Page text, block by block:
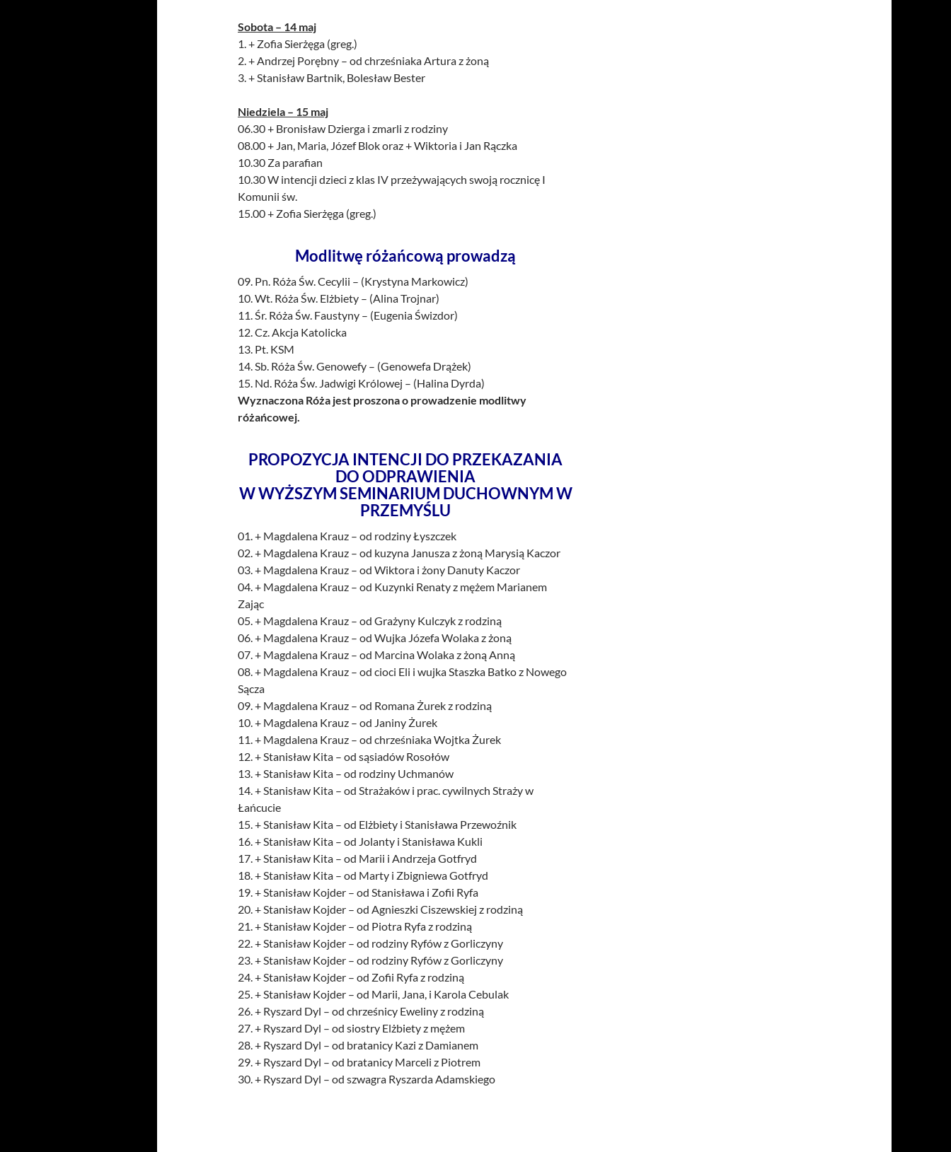
Sobota – 14 maj
1. + Zofia Sierżęga (greg.)
2. + Andrzej Porębny – od chrześniaka Artura z żoną
3. + Stanisław Bartnik, Bolesław Bester
Niedziela – 15 maj
06.30 + Bronisław Dzierga i zmarli z rodziny
08.00 + Jan, Maria, Józef Blok oraz + Wiktoria i Jan Rączka
10.30 Za parafian
10.30 W intencji dzieci z klas IV przeżywających swoją rocznicę I
Komunii św.
15.00 + Zofia Sierżęga (greg.)
Modlitwę różańcową prowadzą
09. Pn. Róża Św. Cecylii – (Krystyna Markowicz)
10. Wt. Róża Św. Elżbiety – (Alina Trojnar)
11. Śr. Róża Św. Faustyny – (Eugenia Świzdor)
12. Cz. Akcja Katolicka
13. Pt. KSM
14. Sb. Róża Św. Genowefy – (Genowefa Drążek)
15. Nd. Róża Św. Jadwigi Królowej – (Halina Dyrda)
Wyznaczona Róża jest proszona o prowadzenie modlitwy
różańcowej.
PROPOZYCJA INTENCJI DO PRZEKAZANIA
DO ODPRAWIENIA
W WYŻSZYM SEMINARIUM DUCHOWNYM W
PRZEMYŚLU
01. + Magdalena Krauz – od rodziny Łyszczek
02. + Magdalena Krauz – od kuzyna Janusza z żoną Marysią Kaczor
03. + Magdalena Krauz – od Wiktora i żony Danuty Kaczor
04. + Magdalena Krauz – od Kuzynki Renaty z mężem Marianem
Zając
05. + Magdalena Krauz – od Grażyny Kulczyk z rodziną
06. + Magdalena Krauz – od Wujka Józefa Wolaka z żoną
07. + Magdalena Krauz – od Marcina Wolaka z żoną Anną
08. + Magdalena Krauz – od cioci Eli i wujka Staszka Batko z Nowego
Sącza
09. + Magdalena Krauz – od Romana Żurek z rodziną
10. + Magdalena Krauz – od Janiny Żurek
11. + Magdalena Krauz – od chrześniaka Wojtka Żurek
12. + Stanisław Kita – od sąsiadów Rosołów
13. + Stanisław Kita – od rodziny Uchmanów
14. + Stanisław Kita – od Strażaków i prac. cywilnych Straży w
Łańcucie
15. + Stanisław Kita – od Elżbiety i Stanisława Przewoźnik
16. + Stanisław Kita – od Jolanty i Stanisława Kukli
17. + Stanisław Kita – od Marii i Andrzeja Gotfryd
18. + Stanisław Kita – od Marty i Zbigniewa Gotfryd
19. + Stanisław Kojder – od Stanisława i Zofii Ryfa
20. + Stanisław Kojder – od Agnieszki Ciszewskiej z rodziną
21. + Stanisław Kojder – od Piotra Ryfa z rodziną
22. + Stanisław Kojder – od rodziny Ryfów z Gorliczyny
23. + Stanisław Kojder – od rodziny Ryfów z Gorliczyny
24. + Stanisław Kojder – od Zofii Ryfa z rodziną
25. + Stanisław Kojder – od Marii, Jana, i Karola Cebulak
26. + Ryszard Dyl – od chrześnicy Eweliny z rodziną
27. + Ryszard Dyl – od siostry Elżbiety z mężem
28. + Ryszard Dyl – od bratanicy Kazi z Damianem
29. + Ryszard Dyl – od bratanicy Marceli z Piotrem
30. + Ryszard Dyl – od szwagra Ryszarda Adamskiego